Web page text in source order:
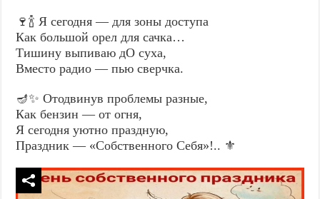
🍷🍾 Я сегодня — для зоны доступа
Как большой орел для сачка…
Тишину выпиваю дО суха,
Вместо радио — пью сверчка.
🪔✨ Отодвинув проблемы разные,
Как бензин — от огня,
Я сегодня уютно праздную,
Праздник — «Собственного Себя»!.. ⚜️